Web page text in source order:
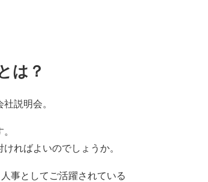
は？
説明会。
ればよいのでしょうか。
事としてご活躍されている